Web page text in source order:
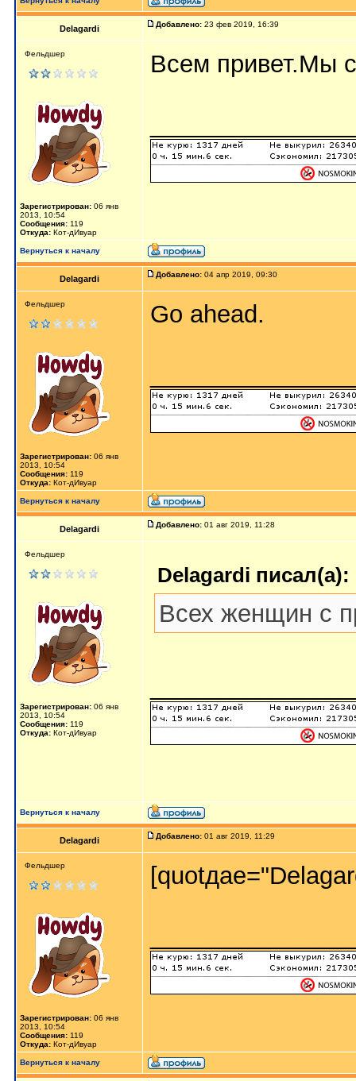
Delagardi Добавлено: 23 фев 2019, 16:39
Фельдшер
Зарегистрирован: 06 янв
2013, 10:54
Сообщения: 119
Откуда: Кот-дИвуар
Всем привет.Мы
Вернуться к началу
Delagardi Добавлено: 04 апр 2019, 09:30
Фельдшер
Зарегистрирован: 06 янв
2013, 10:54
Сообщения: 119
Откуда: Кот-дИвуар
Go ahead.
Вернуться к началу
Delagardi Добавлено: 01 авг 2019, 11:28
Фельдшер
Зарегистрирован: 06 янв
2013, 10:54
Сообщения: 119
Откуда: Кот-дИвуар
Delagardi писал(а):
Всех женщин с
Вернуться к началу
Delagardi Добавлено: 01 авг 2019, 11:29
Фельдшер
Зарегистрирован: 06 янв
2013, 10:54
Сообщения: 119
Откуда: Кот-дИвуар
Вернуться к началу